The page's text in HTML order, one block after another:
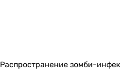
Распространение зомби-